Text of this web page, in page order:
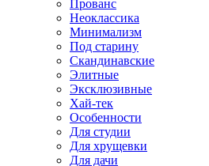
Прованс
Неоклассика
Минимализм
Под старину
Скандинавские
Элитные
Эксклюзивные
Хай-тек
Особенности
Для студии
Для хрущевки
Для дачи